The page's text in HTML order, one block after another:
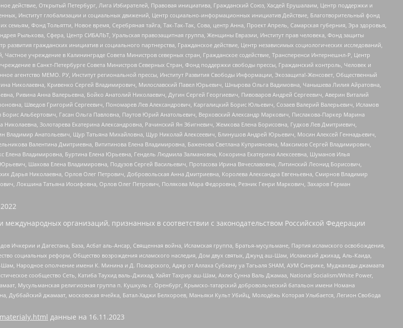
Открытый Петербург, Лига Избирателей, Правовая инициатива, Гражданский Союз, Хасдей Ерушалаим, Центр поддержки и
Институт глобализации и социальных движений, Центр социально-информационных инициатив Действие, Благотворительный фонд
Фонд Тольятти, Новое время, Серебряная тайга, Так-Так-Так, Сова, центр Анна, Проект Апрель, Самарская губерния, Эра здоровья,
Рылькова, Сфера, Центр СИБАЛЬТ, Уральская правозащитная группа, Женщины Евразии, Институт прав человека, Фонд защиты
развития гражданских инициатив и социального партнерства, Гражданское действие, Центр независимых социологических исследований,
учреждение в Калининграде Совета Министров северных стран, Гражданское содействие, Трансперенси Интернешнл-Р, Центр
в Санкт-Петербурге Совета Министров Северных Стран, Фонд поддержки свободы прессы, Гражданский контроль, Человек и
агентство МЕМО. РУ, Институт региональной прессы, Институт Развития Свободы Информации, Экозащита!-Женсовет, Общественный
Николаевна, Кривенко Сергей Владимирович, Милославский Павел Юрьевич, Шнырова Ольга Вадимовна, Чанышева Лилия Айратовна,
Ривина Анна Валерьевна, Бойко Анатолий Николаевич, Дугин Сергей Георгиевич, Пивоваров Андрей Сергеевич, Аверин Виталий
Шведов Григорий Сергеевич, Пономарев Лев Александрович, Каргалицкий Борис Юльевич, Созаев Валерий Валерьевич, Исламов
Альбертович, Гасан Ольга Павловна, Паутов Юрий Анатольевич, Верховский Александр Маркович, Пислакова-Паркер Марина
Золотарева Екатерина Александровна, Рачинский Ян Збигневич, Жемкова Елена Борисовна, Гудков Лев Дмитриевич,
Владимир Анатольевич, Щур Татьяна Михайловна, Щур Николай Алексеевич, Блинушов Андрей Юрьевич, Мосин Алексей Геннадьевич,
Валентина Дмитриевна, Вититинова Елена Владимировна, Баженова Светлана Куприяновна, Максимов Сергей Владимирович,
Елена Владимировна, Буртина Елена Юрьевна, Гендель Людмила Залмановна, Кокорина Екатерина Алексеевна, Шуманов Илья
Шахова Елена Владимировна, Подузов Сергей Васильевич, Протасова Ирина Вячеславовна, Литинский Леонид Борисович,
Дарья Николаевна, Орлов Олег Петрович, Добровольская Анна Дмитриевна, Королева Александра Евгеньевна, Смирнов Владимир
Локшина Татьяна Иосифовна, Орлов Олег Петрович, Полякова Мара Федоровна, Резник Генри Маркович, Захаров Герман
организаций, признанных в соответствии с законодательством Российской Федерации
и Дагестана, База, Асбат аль-Ансар, Священная война, Исламская группа, Братья-мусульмане, Партия исламского освобождения,
социальных реформ, Общество возрождения исламского наследия, Дом двух святых, Джунд аш-Шам, Исламский джихад, Аль-Каида,
Народное ополчение имени К. Минина и Д. Пожарского, Аджр от Аллаха Субхану уа Тагьаля SHAM, АУМ Синрике, Муджахеды джамаата
сообщество Сеть, Катиба Таухид валь-Джихад, Хайят Тахрир аш-Шам, Ахлю Сунна Валь Джамаа, National Socialism/White Power,
Мусульманская религиозная группа п. Кушкуль г. Оренбург, Крымско-татарский добровольческий батальон имени Номана
Дуббайский джамаат, московская ячейка, Батал-Хаджи Белхороев, Маньяки Культ Убийц, Молодёжь Которая Улыбается, Легион Свобода
данные на 16.11.2023